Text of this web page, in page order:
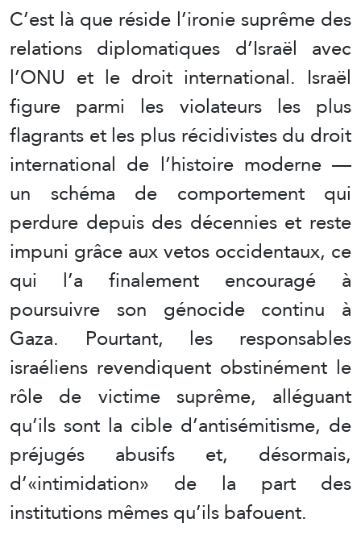
C’est là que réside l’ironie suprême des
relations diplomatiques d’Israël avec
l’ONU et le droit international. Israël
figure parmi les violateurs les plus
flagrants et les plus récidivistes du droit
international de l’histoire moderne —
un schéma de comportement qui
perdure depuis des décennies et reste
impuni grâce aux vetos occidentaux, ce
qui l’a finalement encouragé à
poursuivre son génocide continu à
Gaza. Pourtant, les responsables
israéliens revendiquent obstinément le
rôle de victime suprême, alléguant
qu’ils sont la cible d’antisémitisme, de
préjugés abusifs et, désormais,
d’«intimidation» de la part des
institutions mêmes qu’ils bafouent.